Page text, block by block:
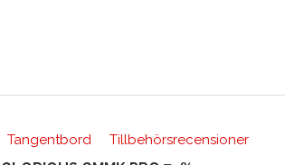
Tangentbord Tillbehörsrecensioner